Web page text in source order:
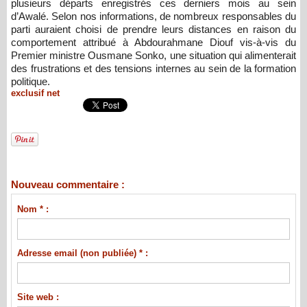
plusieurs départs enregistrés ces derniers mois au sein
d’Awalé. Selon nos informations, de nombreux responsables du
parti auraient choisi de prendre leurs distances en raison du
comportement attribué à Abdourahmane Dioufvis-à-vis du
Premier ministreOusmane Sonko, une situation qui alimenterait
des frustrations et des tensions internes au sein de la formation
politique.
exclusif net
Nouveau commentaire :
Nom * :
Adresse email (non publiée) * :
Site web :